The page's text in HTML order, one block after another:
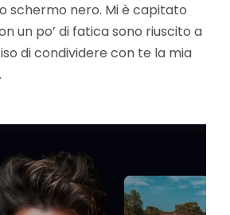
schermo nero. Mi è capitato
un po’ di fatica sono riuscito a
di condividere con te la mia